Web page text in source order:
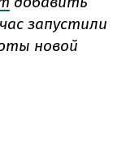
запустили
новой